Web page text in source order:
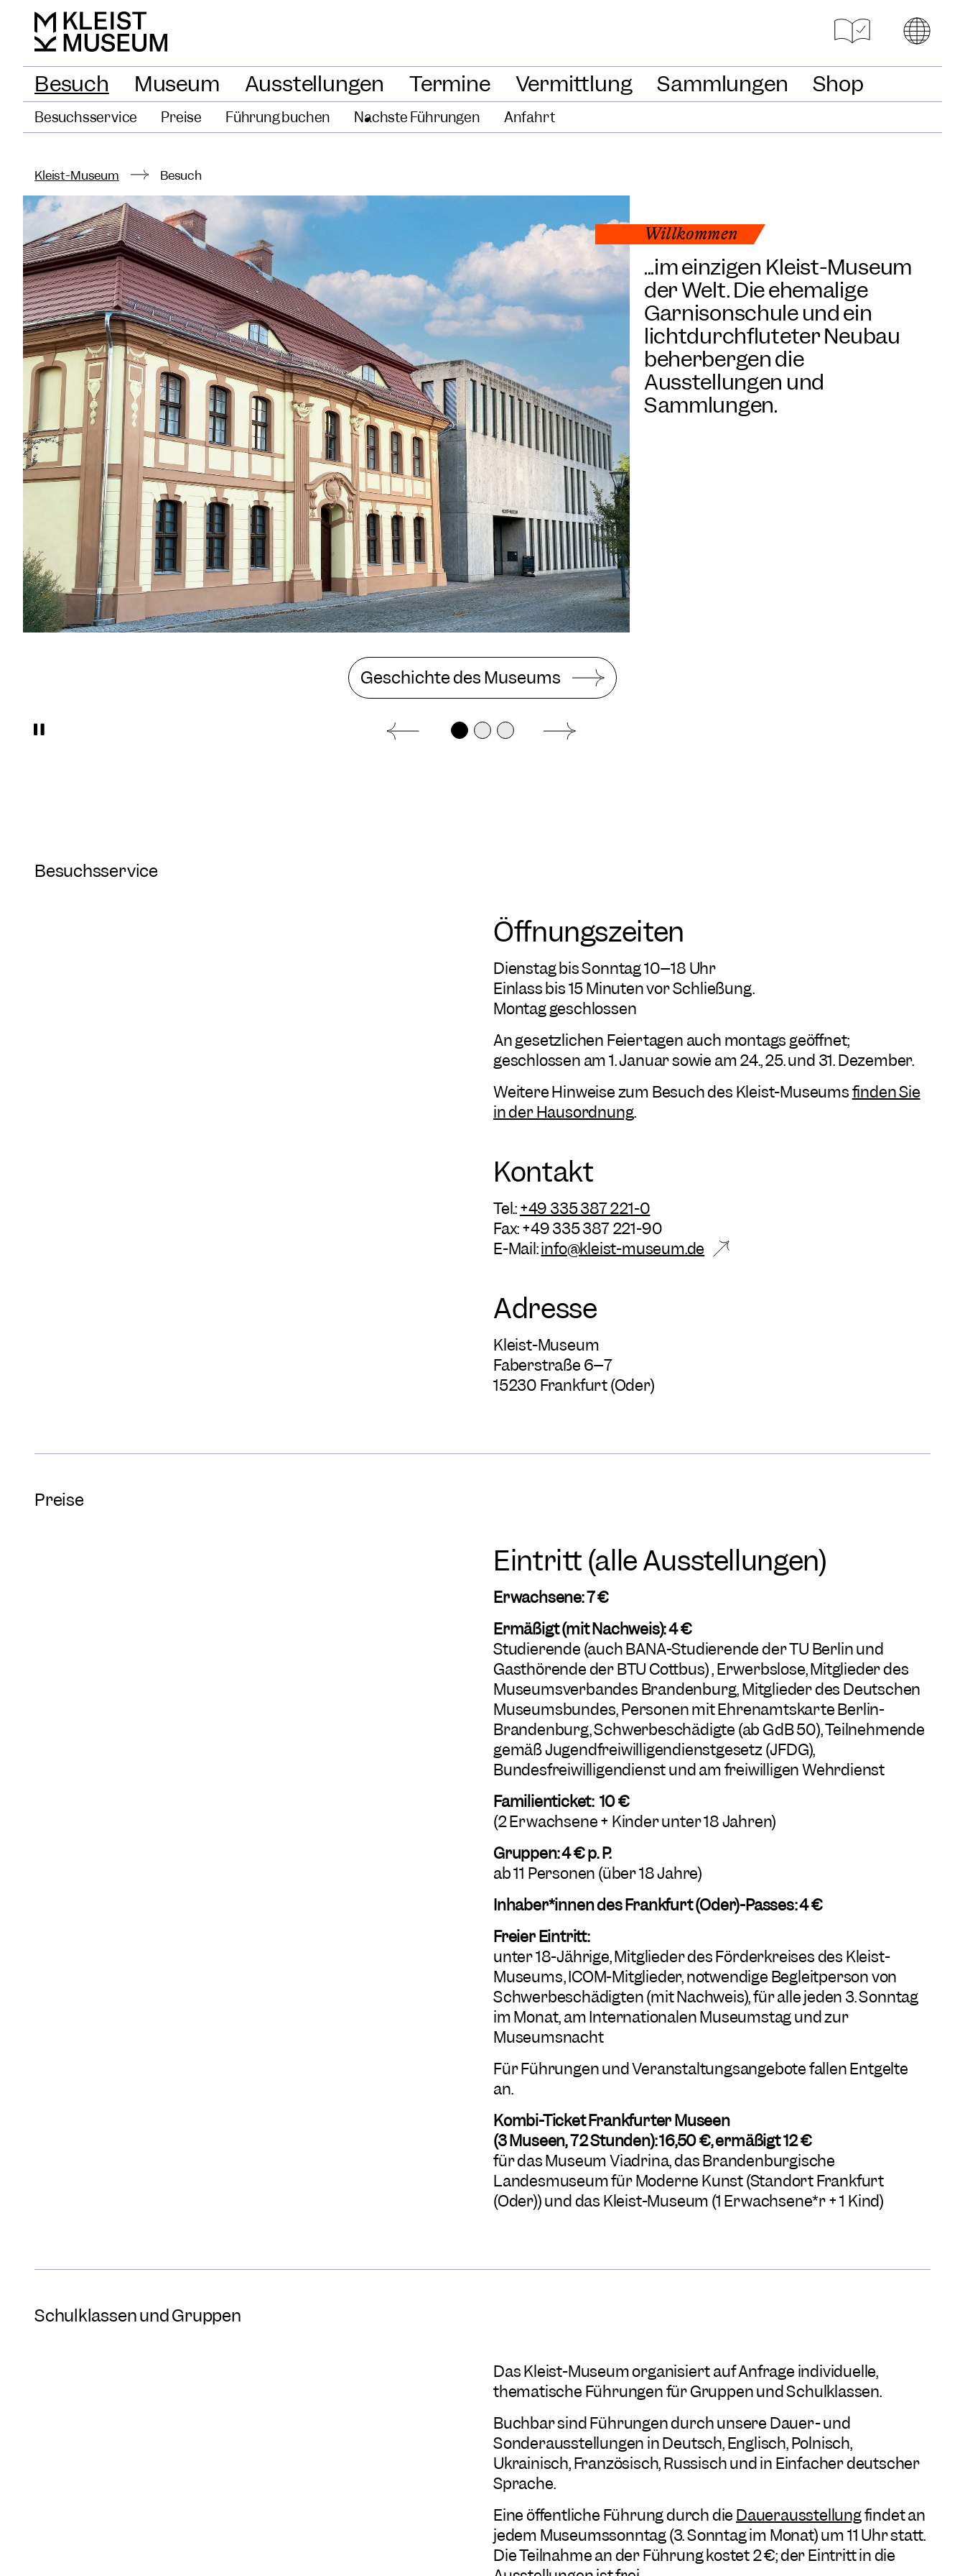
Besuch Museum Ausstellungen Termine Vermittlung Sammlungen Shop
Besuchsservice Preise Führung buchen Nächste Führungen Anfahrt
Kleist-Museum Besuch
Willkommen
...im einzigen Kleist-Museum
der Welt. Die ehemalige
Garnisonschule und ein
lichtdurchfluteter Neubau
beherbergen die
Ausstellungen und
Sammlungen.
Besuchsservice
Öffnungszeiten
Dienstag bis Sonntag 10–18 Uhr
Einlass bis 15 Minuten vor Schließung.
Montag geschlossen
An gesetzlichen Feiertagen auch montags geöffnet;
geschlossen am 1. Januar sowie am 24., 25. und 31. Dezember.
Weitere Hinweise zum Besuch des Kleist-Museumsfinden Sie
in der Hausordnung.
Kontakt
Tel.:+49 335 387 221-0
Fax: +49 335 387 221-90
E-Mail:info@kleist-museum.de
Adresse
Kleist-Museum
Faberstraße 6–7
15230 Frankfurt (Oder)
Preise
Eintritt (alle Ausstellungen)
Erwachsene: 7 €
Ermäßigt (mit Nachweis): 4 €
Studierende (auch BANA-Studierende der TU Berlin und
Gasthörende der BTU Cottbus) , Erwerbslose, Mitglieder des
Museumsverbandes Brandenburg, Mitglieder des Deutschen
Museumsbundes, Personen mit Ehrenamtskarte Berlin-
Brandenburg, Schwerbeschädigte (ab GdB 50), Teilnehmende
gemäß Jugendfreiwilligendienstgesetz (JFDG),
Bundesfreiwilligendienst und am freiwilligen Wehrdienst
Familienticket: 10 €
(2 Erwachsene + Kinder unter 18 Jahren)
Gruppen: 4 € p. P.
ab 11 Personen (über 18 Jahre)
Inhaber*innen des Frankfurt (Oder)-Passes: 4 €
Freier Eintritt:
unter 18-Jährige, Mitglieder des Förderkreises des Kleist-
Museums, ICOM-Mitglieder, notwendige Begleitperson von
Schwerbeschädigten (mit Nachweis), für alle jeden 3. Sonntag
im Monat, am Internationalen Museumstag und zur
Museumsnacht
Für Führungen und Veranstaltungsangebote fallen Entgelte
an.
Kombi-Ticket Frankfurter Museen
(3 Museen, 72 Stunden): 16,50 €, ermäßigt 12 €
für das Museum Viadrina, das Brandenburgische
Landesmuseum für Moderne Kunst (Standort Frankfurt
(Oder)) und das Kleist-Museum (1 Erwachsene*r + 1 Kind)
Schulklassen und Gruppen
Das Kleist-Museum organisiert auf Anfrage individuelle,
thematische Führungen für Gruppen und Schulklassen.
Buchbar sind Führungen durch unsere Dauer- und
Sonderausstellungen in Deutsch, Englisch, Polnisch,
Ukrainisch, Französisch, Russisch und in Einfacher deutscher
Sprache.
Eine öffentliche Führung durch die Dauerausstellungfindet an
jedem Museumssonntag (3. Sonntag im Monat) um 11 Uhr statt.
Die Teilnahme an der Führung kostet 2 €; der Eintritt in die